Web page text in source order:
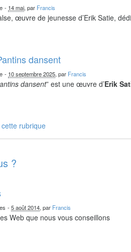
- 14 mai, par Francis
œuvre de jeunesse d’Erik Satie,
dansent
- 10 septembre 2025, par Francis
dansent” est une œuvre d’Erik
rubrique
?
-5 août 2014, par Francis
Web que nous vous conseillons